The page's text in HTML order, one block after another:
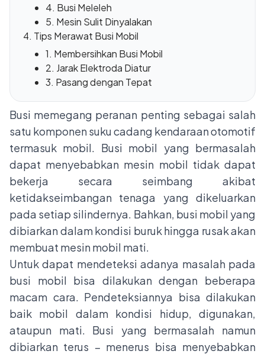
4. Busi Meleleh
5. Mesin Sulit Dinyalakan
Tips Merawat Busi Mobil
1. Membersihkan Busi Mobil
2. Jarak Elektroda Diatur
3. Pasang dengan Tepat
Busi memegang peranan penting sebagai salah
satu komponen suku cadang kendaraan otomotif
termasuk mobil. Busi mobil yang bermasalah
dapat menyebabkan mesin mobil tidak dapat
bekerja secara seimbang akibat
ketidakseimbangan tenaga yang dikeluarkan
pada setiap silindernya. Bahkan, busi mobil yang
dibiarkan dalam kondisi buruk hingga rusak akan
membuat mesin mobil mati.
Untuk dapat mendeteksi adanya masalah pada
busi mobil bisa dilakukan dengan beberapa
macam cara. Pendeteksiannya bisa dilakukan
baik mobil dalam kondisi hidup, digunakan,
ataupun mati. Busi yang bermasalah namun
dibiarkan terus – menerus bisa menyebabkan